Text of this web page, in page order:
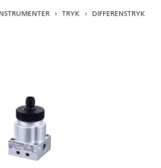
TRYK
DIFFERENSTRYK